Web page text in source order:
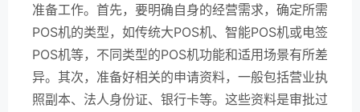
准备工作。首先，要明确自身的经营需求，确定所需
POS机的类型，如传统大POS机、智能POS机或电签
POS机等，不同类型的POS机功能和适用场景有所差
异。其次，准备好相关的申请资料，一般包括营业执
照副本、法人身份证、银行卡等。这些资料是审批过